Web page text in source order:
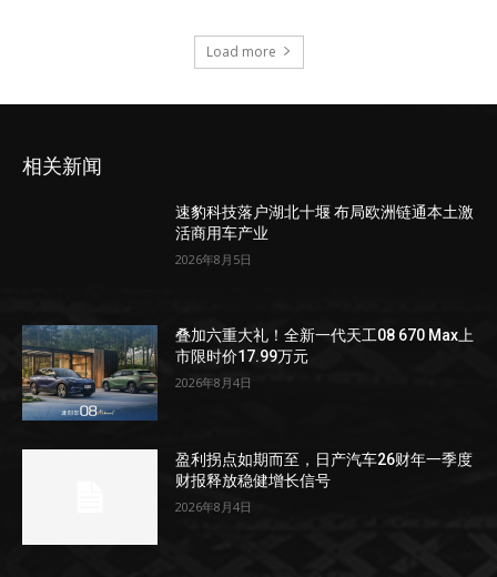
Load more
相关新闻
速豹科技落户湖北十堰 布局欧洲链通本土激
活商用车产业
2026年8月5日
叠加六重大礼！全新一代天工08 670 Max上
市限时价17.99万元
2026年8月4日
盈利拐点如期而至，日产汽车26财年一季度
财报释放稳健增长信号
2026年8月4日